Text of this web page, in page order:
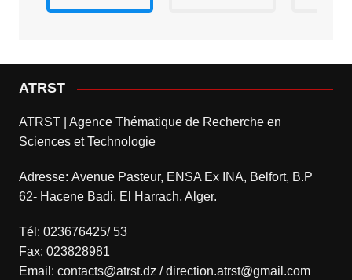
ATRST
ATRST | Agence Thématique de Recherche en
Sciences et Technologie
Adresse: Avenue Pasteur, ENSA Ex INA, Belfort, B.P
62- Hacene Badi, El Harrach, Alger.
Tél: 023676425/ 53
Fax: 023828981
Email: contacts@atrst.dz / direction.atrst@gmail.com